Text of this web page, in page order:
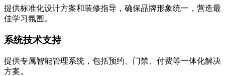
提供标准化设计方案和装修指导，确保品牌形象统一，营造最
佳学习氛围。
系统技术支持
提供专属智能管理系统，包括预约、门禁、付费等一体化解决
方案。